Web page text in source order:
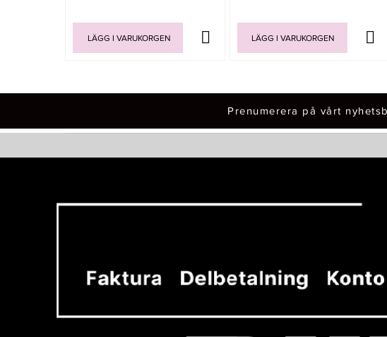
LÄGG I VARUKORGEN LÄGG I VARUKORGEN
Prenumerera på vårt